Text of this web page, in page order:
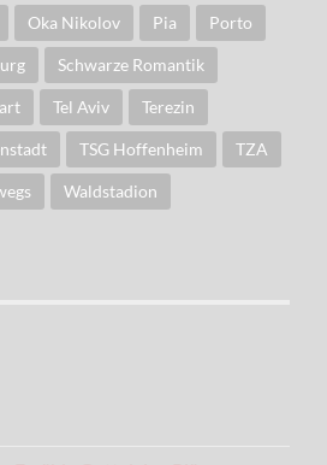
Oka Nikolov Pia Porto
Schwarze Romantik
Tel Aviv Terezin
TSG Hoffenheim TZA
Waldstadion